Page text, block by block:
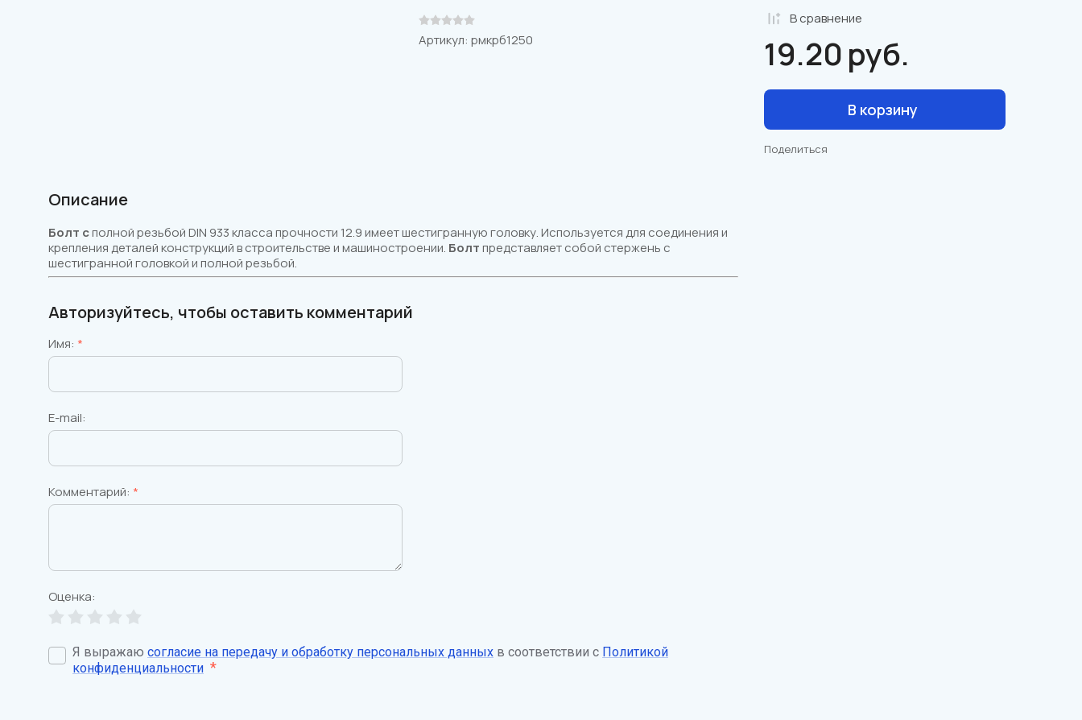
Артикул: рмкрб1250
В сравнениe
19.20руб.
В корзину
Поделиться
Описание
Болт сполной резьбой DIN 933 класса прочности 12.9 имеет шестигранную головку. Используется для соединения и
крепления деталей конструкций в строительстве и машиностроении. Болтпредставляет собой стержень с
шестигранной головкой и полной резьбой.
Авторизуйтесь, чтобы оставить комментарий
Имя: *
E-mail:
Комментарий: *
Оценка:
Я выражаю согласие на передачу и обработку персональных данных в соответствии с Политикой
конфиденциальности *